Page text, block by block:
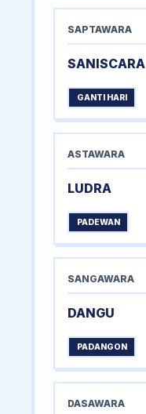
SAPTAWARA
SANISCARA
GANTI HARI
ASTAWARA
LUDRA
PADEWAN
SANGAWARA
DANGU
PADANGON
DASAWARA